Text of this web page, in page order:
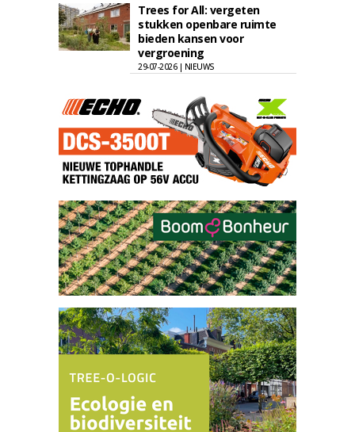
Trees for All: vergeten
stukken openbare ruimte
bieden kansen voor
vergroening
29-07-2026 | NIEUWS